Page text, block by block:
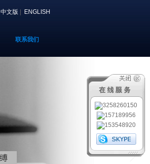
中文版 ENGLISH
联系我们